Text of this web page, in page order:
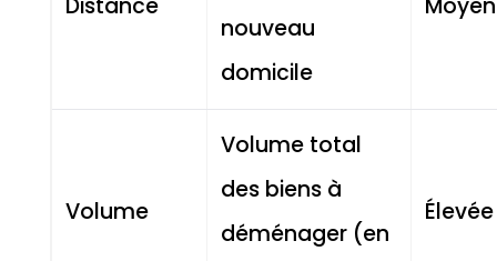
nouveau
domicile
Volume
Volume total
des biens à
déménager (en
Élevée